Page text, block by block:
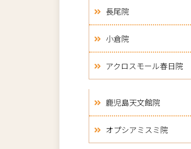
長尾院
小倉院
アクロスモール春日院
鹿児島天文館院
オプシアミスミ院